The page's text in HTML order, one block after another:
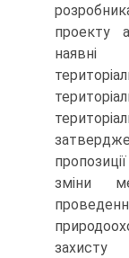
проекту
наявні
зміни
захисту